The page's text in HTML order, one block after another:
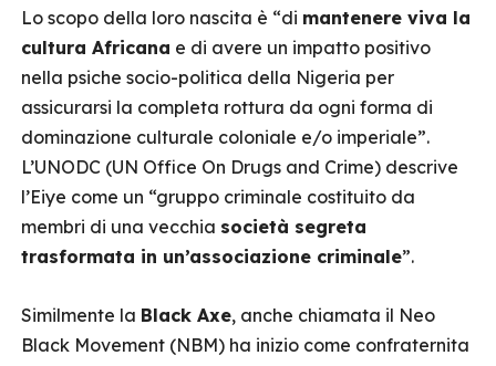
Lo scopo della loro nascita è “di mantenere viva la
cultura Africana e di avere un impatto positivo
nella psiche socio-politica della Nigeria per
assicurarsi la completa rottura da ogni forma di
dominazione culturale coloniale e/o imperiale”.
L’UNODC (UN Office On Drugs and Crime) descrive
l’Eiye come un “gruppo criminale costituito da
membri di una vecchia società segreta
trasformata in un’associazione criminale”.
Similmente la Black Axe, anche chiamata il Neo
Black Movement (NBM) ha inizio come confraternita